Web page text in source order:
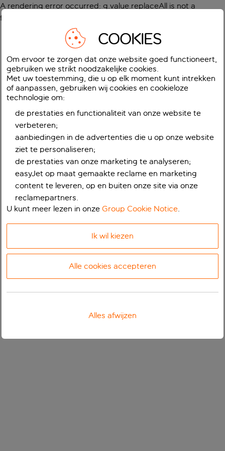
A rendering error occurred: g.value.replaceAll is not a
function
COOKIES
Om ervoor te zorgen dat onze website goed functioneert,
gebruiken we strikt noodzakelijke cookies.
Met uw toestemming, die u op elk moment kunt intrekken
of aanpassen, gebruiken wij cookies en cookieloze
technologie om:
de prestaties en functionaliteit van onze website te
verbeteren;
aanbiedingen in de advertenties die u op onze website
ziet te personaliseren;
de prestaties van onze marketing te analyseren;
easyJet op maat gemaakte reclame en marketing
content te leveren, op en buiten onze site via onze
reclamepartners.
U kunt meer lezen in onzeGroup Cookie Notice.
Ik wil kiezen
Alle cookies accepteren
Alles afwijzen